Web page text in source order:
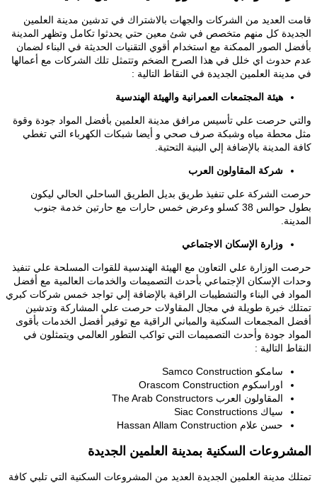
قامت العديد من الشركات والجهات بالاشتراك في تدشين مدينة العلمين
الجديدة كل منهم متخصص في شئ معين حتي يحدثوا تكامل وتظهر المدينة
بأفضل الصور الممكنة مع استخدام أقوي التقنيات الحديثة في البناء لضمان
عدم حدوث اي خلل في هذا الصرح الضخم وتتمثل تلك الشركات مع أعمالها
في مدينة العلمين الجديدة في النقاط التالية :
هيئة المجتمعات العمرانية والهيئة الهندسية
والتي حرصت علي تأسيس مرافق مدينة العلمين بأفضل المواد جودة وقوة
مثل محطة مياه وشبكة صرف صحي و أيضا شبكات الكهرباء التي تغطي
كافة المدينة بالإضافة إلي البنية التحتية.
شركة المقاولون العرب
حرصت الشركة علي تنفيذ طريق بديل الطريق الساحلي الحالي ليكون
بطول حوالس 38 كسلو وعرض خمس حارات مع حارتين خدمة جنوب
المدينة.
وزارة الإسكان الاجتماعي
حرصت الوزارة علي التعاون مع الهيئة الهندسية للقوات المسلحة علي تنفيذ
وحدات الإسكان الإجتماعي بأحدث التصميمات والخدمات العالمية مع أفضل
المواد في البناء والتشطيبات الراقية بالإضافة إلي تواجد خمس شركات كبري
تمتلك خبرة طويلة في مجال المقاولات حرصت علي المشاركة وتدشين
أفضل المجمعات السكنية والمباني الراقية مع توفير أفضل الخدمات بأقوى
المواد جودة وأحدث التصميمات التي تواكب التطور العالمي ويتمثلون في
النقاط التالية :
سامكو Samco Construction
اوراسكوم Orascom Construction
المقاولون العرب The Arab Constructors
سياك Siac Constructions
حسن علام Hassan Allam Construction
المشروعات السكنية بمدينة العلمين الجديدة
تمتلك مدينة العلمين الجديدة العديد من المشروعات السكنية التي تلبي كافة